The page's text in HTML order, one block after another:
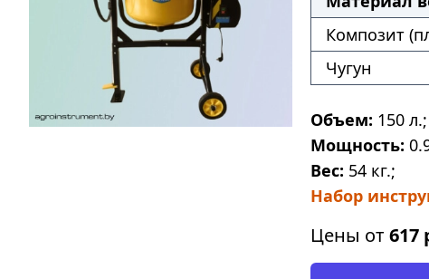
Композит
Чугун
Объем: 150 л.;
Мощность:
Вес: 54 кг.;
Набор
Цены от617